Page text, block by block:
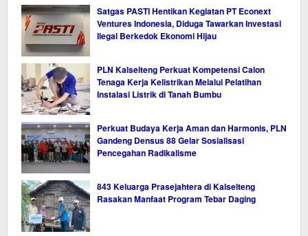
Satgas PASTI Hentikan Kegiatan PT Econext
Ventures Indonesia, Diduga Tawarkan Investasi
Ilegal Berkedok Ekonomi Hijau
PLN Kalselteng Perkuat Kompetensi Calon
Tenaga Kerja Kelistrikan Melalui Pelatihan
Instalasi Listrik di Tanah Bumbu
Perkuat Budaya Kerja Aman dan Harmonis, PLN
Gandeng Densus 88 Gelar Sosialisasi
Pencegahan Radikalisme
843 Keluarga Prasejahtera di Kalselteng
Rasakan Manfaat Program Tebar Daging